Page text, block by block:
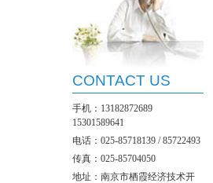
CONTACT US
手机：13182872689
15301589641
电话：025-85718139 / 85722493
传真：025-85704050
地址：南京市栖霞经济技术开